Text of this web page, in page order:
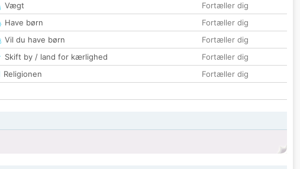
Vægt
Fortæller dig
Have børn
Fortæller dig
Vil du have børn
Fortæller dig
Skift by / land for kærlighed
Fortæller dig
Religionen
Fortæller dig